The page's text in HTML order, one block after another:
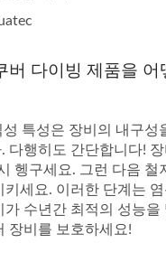
버 다이빙 제품을 어
특성은 장비의 내구성
다행히도 간단합니다!
헹구세요. 그런 다음 철
키세요. 이러한 단계는
가 수년간 최적의 성능을
장비를 보호하세요!